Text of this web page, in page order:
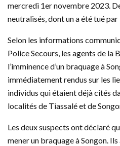
mercredi 1er novembre 2023.
neutralisés, dont un a été tué
Selon les informations
Police Secours, les agents de la
l’imminence d’un braquage à
immédiatement rendus sur les
individus qui étaient déjà cités
localités de Tiassalé et de
Les deux suspects ont déclaré
mener un braquage à Songon.